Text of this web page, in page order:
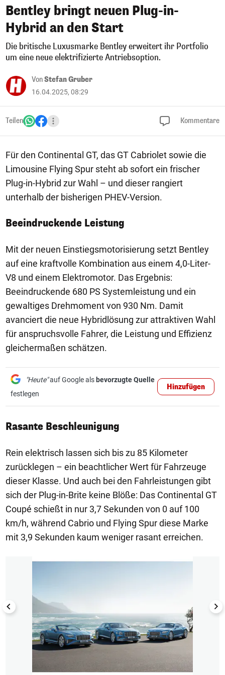
Bentley bringt neuen Plug-in-
Hybrid an den Start
Die britische Luxusmarke Bentley erweitert ihr Portfolio
um eine neue elektrifizierte Antriebsoption.
VonStefan Gruber
16.04.2025, 08:29
Teilen Kommentare
Für den Continental GT, das GT Cabriolet sowie die
Limousine Flying Spur steht ab sofort ein frischer
Plug-in-Hybrid zur Wahl – und dieser rangiert
unterhalb der bisherigen PHEV-Version.
Beeindruckende Leistung
Mit der neuen Einstiegsmotorisierung setzt Bentley
auf eine kraftvolle Kombination aus einem 4,0-Liter-
V8 und einem Elektromotor. Das Ergebnis:
Beeindruckende 680 PS Systemleistung und ein
gewaltiges Drehmoment von 930 Nm. Damit
avanciert die neue Hybridlösung zur attraktiven Wahl
für anspruchsvolle Fahrer, die Leistung und Effizienz
gleichermaßen schätzen.
"Heute"auf Google als bevorzugte Quelle
festlegen
Hinzufügen
Rasante Beschleunigung
Rein elektrisch lassen sich bis zu 85 Kilometer
zurücklegen – ein beachtlicher Wert für Fahrzeuge
dieser Klasse. Und auch bei den Fahrleistungen gibt
sich der Plug-in-Brite keine Blöße: Das Continental GT
Coupé schießt in nur 3,7 Sekunden von 0 auf 100
km/h, während Cabrio und Flying Spur diese Marke
mit 3,9 Sekunden kaum weniger rasant erreichen.
1/6